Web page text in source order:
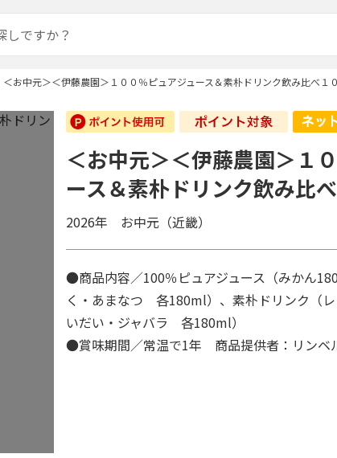
＜お中元＞＜伊藤農園＞１００％ピュアジュース＆素朴ドリンク飲み比べ１
＜お中元＞＜伊藤農園＞１
ース＆素朴ドリンク飲み比
2026年 お中元（近畿）
●商品内容／100％ピュアジュース（みかん
く・あまなつ 各180ml）、素朴ドリンク（
いだい・ジャバラ 各180ml）
●賞味期間／常温で1年 商品提供者：リンベ